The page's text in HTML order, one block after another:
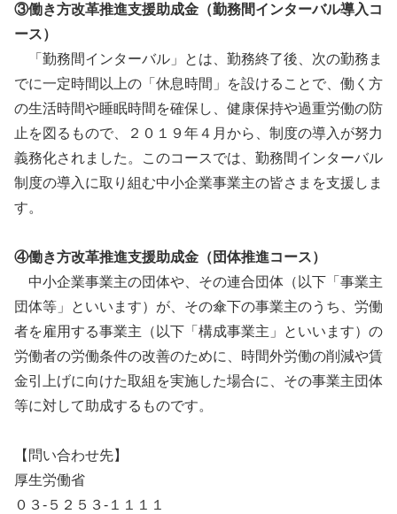
③働き方改革推進支援助成金（勤務間インターバル導入コ
ース）
「勤務間インターバル」とは、勤務終了後、次の勤務ま
でに一定時間以上の「休息時間」を設けることで、働く方
の生活時間や睡眠時間を確保し、健康保持や過重労働の防
止を図るもので、２０１９年４月から、制度の導入が努力
義務化されました。このコースでは、勤務間インターバル
制度の導入に取り組む中小企業事業主の皆さまを支援しま
す。
④働き方改革推進支援助成金（団体推進コース）
中小企業事業主の団体や、その連合団体（以下「事業主
団体等」といいます）が、その傘下の事業主のうち、労働
者を雇用する事業主（以下「構成事業主」といいます）の
労働者の労働条件の改善のために、時間外労働の削減や賃
金引上げに向けた取組を実施した場合に、その事業主団体
等に対して助成するものです。
【問い合わせ先】
厚生労働省
０３-５２５３-１１１１